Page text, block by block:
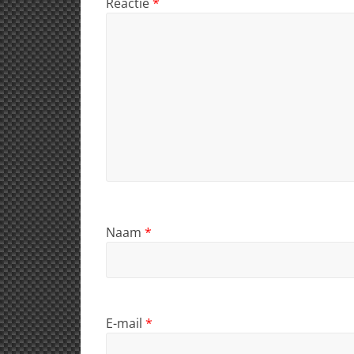
Naam *
E-mail *